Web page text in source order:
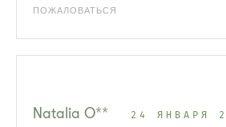
ПОЖАЛОВАТЬСЯ
Natalia O** 24 ЯНВАРЯ